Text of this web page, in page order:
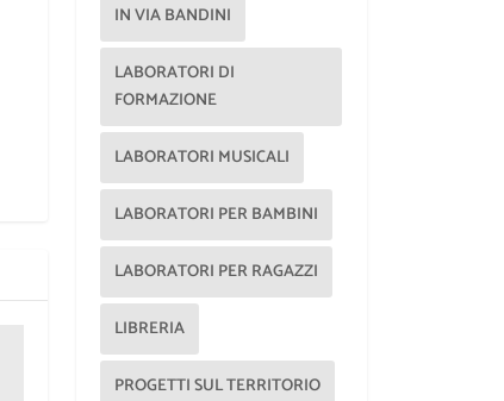
IN VIA BANDINI
LABORATORI DI
FORMAZIONE
LABORATORI MUSICALI
LABORATORI PER BAMBINI
LABORATORI PER RAGAZZI
LIBRERIA
PROGETTI SUL TERRITORIO